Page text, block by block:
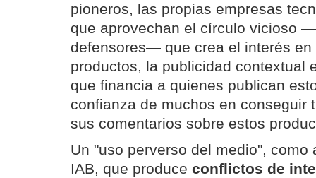
pioneros, las propias empresas
que aprovechan el círculo vicioso
defensores— que crea el interés en
productos, la publicidad contextual
que financia a quienes publican
confianza de muchos en conseguir
sus comentarios sobre estos
Un "uso perverso del medio", como
IAB, que produce conflictos de